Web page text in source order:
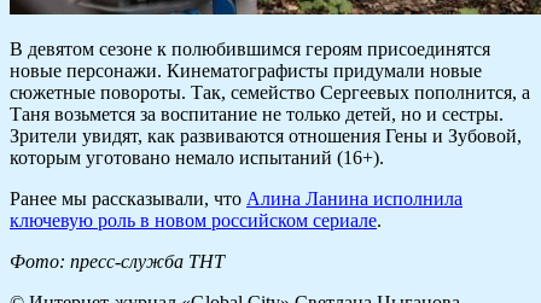
В девятом сезоне к полюбившимся героям присоединятся
новые персонажи. Кинематографисты придумали новые
сюжетные повороты. Так, семейство Сергеевых пополнится, а
Таня возьмется за воспитание не только детей, но и сестры.
Зрители увидят, как развиваются отношения Гены и Зубовой,
которым уготовано немало испытаний (16+).
Ранее мы рассказывали, что Алина Ланина исполнила
ключевую роль в новом российском сериале.
Фото: пресс-служба ТНТ